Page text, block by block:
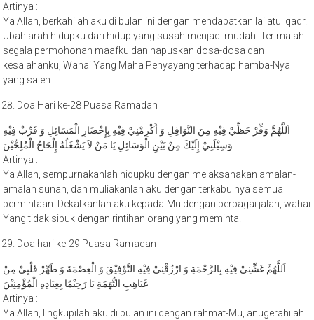
Ya Allah, berkahilah aku di bulan ini dengan mendapatkan lailatul qadr.
Ubah arah hidupku dari hidup yang susah menjadi mudah. Terimalah
segala permohonan maafku dan hapuskan dosa-dosa dan
kesalahanku, Wahai Yang Maha Penyayang terhadap hamba-Nya
yang saleh.
وَسِيْلَتِيْ إِلَيْكَ مِنْ بَيْنِ الْوَسَائِلِ يَا مَنْ لاَ يَشْغَلُهُ إِلْحَاحُ الْمُلِحِّيْنَ
Artinya :
Ya Allah, sempurnakanlah hidupku dengan melaksanakan amalan-
amalan sunah, dan muliakanlah aku dengan terkabulnya semua
permintaan. Dekatkanlah aku kepada-Mu dengan berbagai jalan, wahai
Yang tidak sibuk dengan rintihan orang yang meminta.
غَيَاهِبِ التُّهَمَةِ يَا رَحِيْمًا بِعِبَادِهِ الْمُؤْمِنِيْنَ
Artinya :
Ya Allah, lingkupilah aku di bulan ini dengan rahmat-Mu, anugerahilah
aku taufik dan penjagaan-Mu. Sucikanlah hatiku dari benih-benih